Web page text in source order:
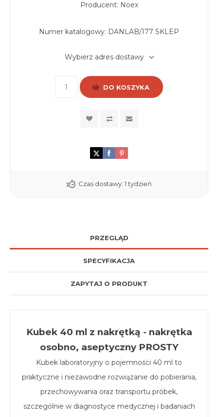
Producent: Noex
Numer katalogowy: DANLAB/177 SKLEP
Wybierz adres dostawy
DO KOSZYKA
Czas dostawy: 1 tydzień
PRZEGLĄD
SPECYFIKACJA
ZAPYTAJ O PRODUKT
Kubek 40 ml z nakrętką - nakrętka
osobno, aseptyczny PROSTY
Kubek laboratoryjny o pojemności 40 ml to
praktyczne i niezawodne rozwiązanie do pobierania,
przechowywania oraz transportu próbek,
szczególnie w diagnostyce medycznej i badaniach